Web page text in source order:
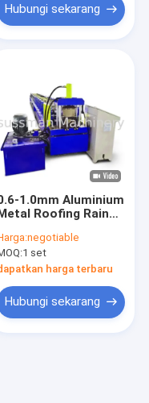
Strut
Hubungi sekarang
1.0mm Aluminium
Metal Roofing Rain
negotiable
1 set
harga terbaru
Hubungi sekarang